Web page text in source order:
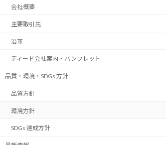
会社概要
主要取引先
沿革
ディード会社案内・パンフレット
品質・環境・SDGs 方針
品質方針
環境方針
SDGs 達成方針